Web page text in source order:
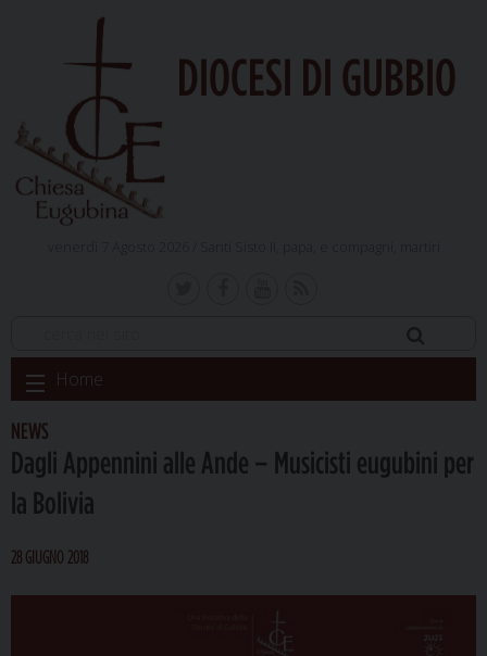
DIOCESI DI GUBBIO
Skip
to
content
Home
NEWS
Dagli Appennini alle Ande – Musicisti eugubini per
la Bolivia
28 GIUGNO 2018